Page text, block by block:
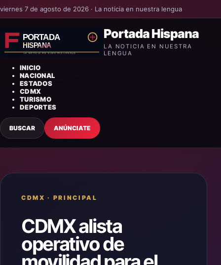
viernes 7 de agosto de 2026 · La noticia en nuestra lengua
Portada Hispana
LA NOTICIA EN NUESTRA
LENGUA
INICIO
NACIONAL
ESTADOS
CDMX
TURISMO
DEPORTES
BUSCAR ANÚNCIATE
CDMX · PRINCIPAL
CDMX alista
operativo de